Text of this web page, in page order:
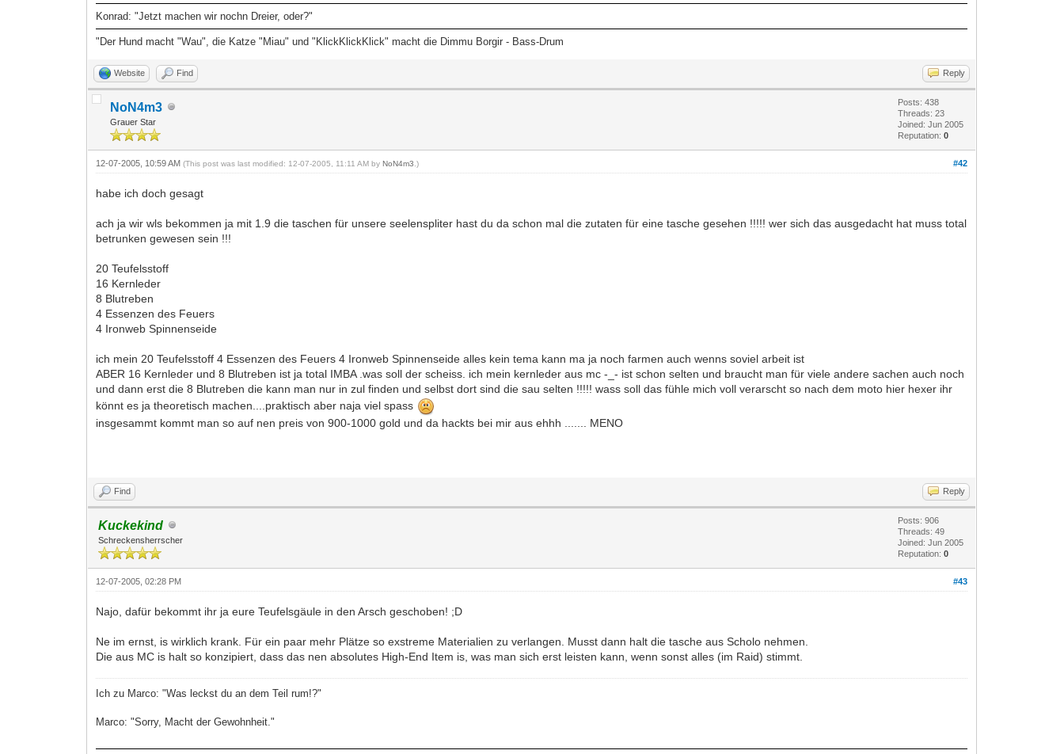
Konrad: "Jetzt machen wir nochn Dreier, oder?"
"Der Hund macht "Wau", die Katze "Miau" und "KlickKlickKlick" macht die Dimmu Borgir - Bass-Drum
Website Find Reply
NoN4m3
Grauer Star
Posts: 438
Threads: 23
Joined: Jun 2005
Reputation:0
#42
12-07-2005, 10:59 AM(This post was last modified: 12-07-2005, 11:11 AM byNoN4m3 .)
habe ich doch gesagt
ach ja wir wls bekommen ja mit 1.9 die taschen für unsere seelenspliter hast du da schon mal die zutaten für eine tasche gesehen !!!!! wer sich das ausgedacht hat muss total
betrunken gewesen sein !!!
20 Teufelsstoff
16 Kernleder
8 Blutreben
4 Essenzen des Feuers
4 Ironweb Spinnenseide
ich mein 20 Teufelsstoff 4 Essenzen des Feuers 4 Ironweb Spinnenseide alles kein tema kann ma ja noch farmen auch wenns soviel arbeit ist
ABER 16 Kernleder und 8 Blutreben ist ja total IMBA .was soll der scheiss. ich mein kernleder aus mc -_- ist schon selten und braucht man für viele andere sachen auch noch
und dann erst die 8 Blutreben die kann man nur in zul finden und selbst dort sind die sau selten !!!!! wass soll das fühle mich voll verarscht so nach dem moto hier hexer ihr
könnt es ja theoretisch machen....praktisch aber naja viel spass
insgesammt kommt man so auf nen preis von 900-1000 gold und da hackts bei mir aus ehhh ....... MENO
Find Reply
Kuckekind
Schreckensherrscher
Posts: 906
Threads: 49
Joined: Jun 2005
Reputation:0
#43
12-07-2005, 02:28 PM
Najo, dafür bekommt ihr ja eure Teufelsgäule in den Arsch geschoben! ;D
Ne im ernst, is wirklich krank. Für ein paar mehr Plätze so exstreme Materialien zu verlangen. Musst dann halt die tasche aus Scholo nehmen.
Die aus MC is halt so konzipiert, dass das nen absolutes High-End Item is, was man sich erst leisten kann, wenn sonst alles (im Raid) stimmt.
Ich zu Marco: "Was leckst du an dem Teil rum!?"
Marco: "Sorry, Macht der Gewohnheit."